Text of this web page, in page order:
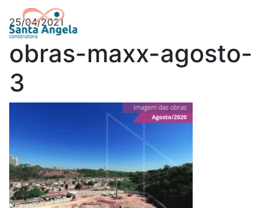
25/04/2021
obras-maxx-agosto-
3